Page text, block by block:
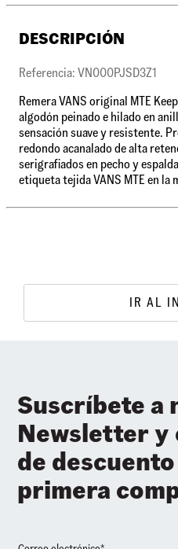
DESCRIPCIÓN
Referencia: VN000PJSD3Z1
Remera VANS original MTE
algodón peinado e hilado en
sensación suave y resistente.
redondo acanalado de alta
serigrafiados en pecho y
etiqueta tejida VANS MTE en la
IR AL
Suscríbete a
Newsletter y
de
primera